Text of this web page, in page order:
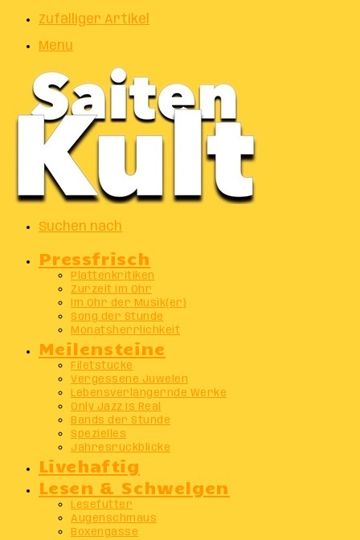
Zufälliger Artikel
Menu
Suchen nach
Pressfrisch
Plattenkritiken
Zurzeit im Ohr
Im Ohr der Musik(er)
Song der Stunde
Monatsherrlichkeit
Meilensteine
Filetstücke
Vergessene Juwelen
Lebensverlängernde Werke
Only Jazz Is Real
Bands der Stunde
Spezielles
Jahresrückblicke
Livehaftig
Lesen & Schwelgen
Lesefutter
Augenschmaus
Boxengasse